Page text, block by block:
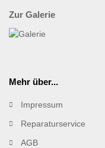
Zur Galerie
Mehr über...
Impressum
Reparaturservice
AGB